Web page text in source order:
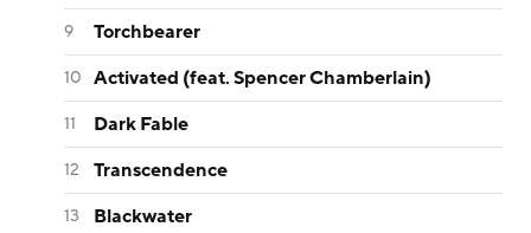
Torchbearer
Activated (feat. Spencer Chamberlain)
Dark Fable
Transcendence
Blackwater